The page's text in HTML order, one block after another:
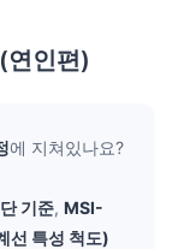
연인편)
에 지쳐있나요?
기준, MSI-
선 특성 척도)